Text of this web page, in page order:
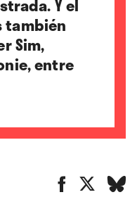
Y el
también
Sim,
entre